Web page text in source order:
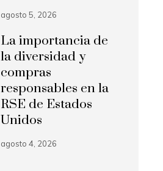
agosto 5, 2026
La importancia de
la diversidad y
compras
responsables en la
RSE de Estados
Unidos
agosto 4, 2026